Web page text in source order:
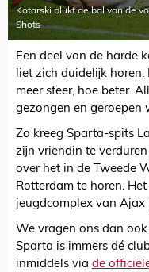
Kotarski plukt de bal van de
Shots
Een deel van de harde
liet zich duidelijk
meer sfeer, hoe beter.
gezongen en geroepen
Zo kreeg Sparta-spits
zijn vriendin te
over het in de Tweede
Rotterdam te horen.
jeugdcomplex van Ajax
We vragen ons dan
Sparta is immers dé
inmiddels via de